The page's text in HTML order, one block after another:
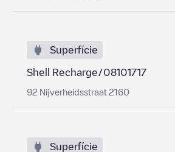
Superfície
Shell Recharge/08101717
92 Nijverheidsstraat 2160
Superfície